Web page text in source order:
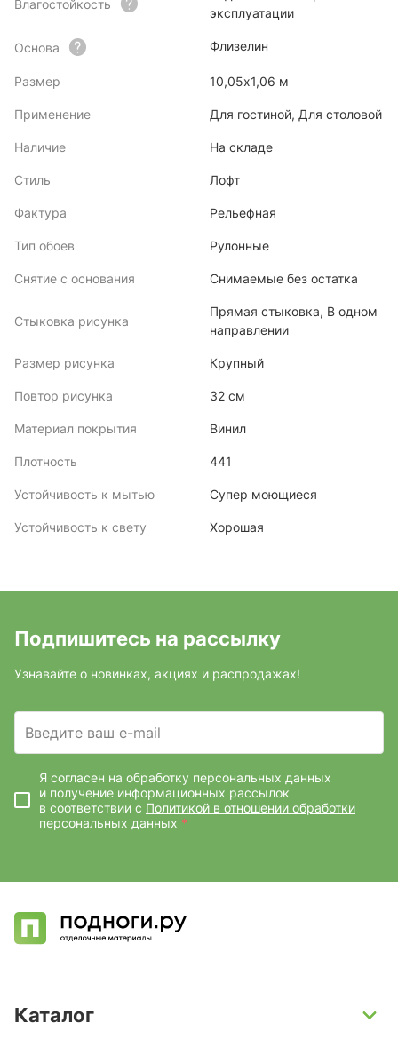
Влагостойкость
эксплуатации
Основа Флизелин
Размер 10,05х1,06 м
Применение Для гостиной, Для столовой
Наличие На складе
Стиль Лофт
Фактура Рельефная
Тип обоев Рулонные
Снятие с основания Снимаемые без остатка
Стыковка рисунка
Прямая стыковка, В одном
направлении
Размер рисунка Крупный
Повтор рисунка 32 см
Материал покрытия Винил
Плотность 441
Устойчивость к мытью Супер моющиеся
Устойчивость к свету Хорошая
Подпишитесь на рассылку
Узнавайте о новинках, акциях и распродажах!
Введите ваш e-mail
Я согласен на обработку персональных данных
и получение информационных рассылок
в соответствии с Политикой в отношении обработки
персональных данных *
Каталог